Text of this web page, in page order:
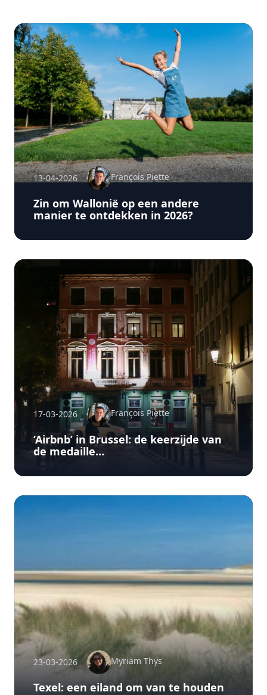
13-04-2026 François Piette
Zin om Wallonië op een andere
manier te ontdekken in 2026?
17-03-2026 François Piette
‘Airbnb’ in Brussel: de keerzijde van
de medaille…
23-03-2026 Myriam Thys
Texel: een eiland om van te houden